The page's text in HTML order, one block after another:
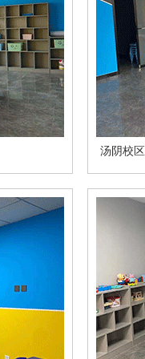
汤阴校区